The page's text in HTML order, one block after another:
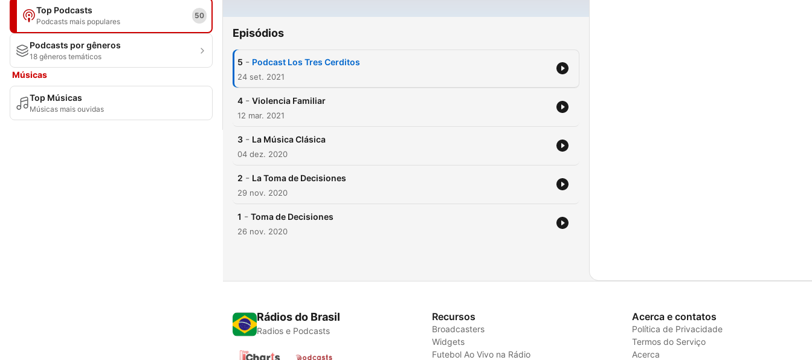
Top Podcasts
Podcasts mais populares
50
Podcasts por gêneros
18 gêneros temáticos
Músicas
Top Músicas
Músicas mais ouvidas
Episódios
5 - Podcast Los Tres Cerditos
24 set. 2021
4 - Violencia Familiar
12 mar. 2021
3 - La Música Clásica
04 dez. 2020
2 - La Toma de Decisiones
29 nov. 2020
1 - Toma de Decisiones
26 nov. 2020
Rádios do Brasil
Radios e Podcasts
Recursos
Broadcasters
Widgets
Futebol Ao Vivo na Rádio
Acerca e contatos
Política de Privacidade
Termos do Serviço
Acerca